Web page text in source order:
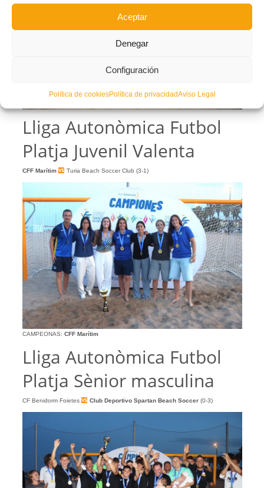
Aceptar
Denegar
Configuración
Política de cookiesPolítica de privacidadAviso Legal
Lliga Autonòmica Futbol
Platja Juvenil Valenta
CFF Marítim Turia Beach Soccer Club (3-1)
CAMPEONAS: CFF Marítim
Lliga Autonòmica Futbol
Platja Sènior masculina
CF Benidorm Foietes Club Deportivo Spartan Beach Soccer (0-3)